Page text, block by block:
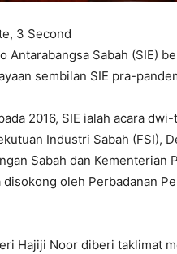
3 Second
Antarabangsa Sabah (SIE)
sembilan SIE pra-
2016, SIE ialah acara
Industri Sabah (FSI),
Sabah dan Kementerian
disokong oleh Perbadanan
Hajiji Noor diberi taklimat